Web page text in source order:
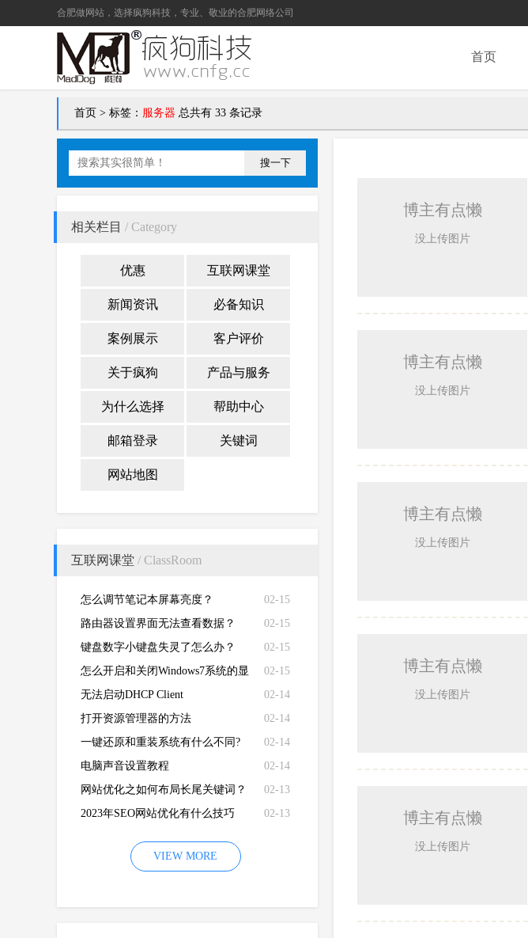
合肥做网站 ，选择疯狗科技，专业、敬业的合肥网络公司
首页
首页 > 标签： 服务器 总共有 33 条记录
搜一下
相关栏目 / Category
优惠 互联网课堂
新闻资讯 必备知识
案例展示 客户评价
关于疯狗 产品与服务
为什么选择 帮助中心
邮箱登录 关键词
网站地图
互联网课堂 / ClassRoom
02-15
怎么调节笔记本屏幕亮度？
02-15
路由器设置界面无法查看数据？
02-15
键盘数字小键盘失灵了怎么办？
02-15
怎么开启和关闭Windows7系统的显
卡硬件加速功能
02-14
无法启动DHCP Client
02-14
打开资源管理器的方法
02-14
一键还原和重装系统有什么不同?
02-14
电脑声音设置教程
02-13
网站优化之如何布局长尾关键词？
02-13
2023年SEO网站优化有什么技巧
VIEW MORE
博主有点懒
没上传图片
博主有点懒
没上传图片
博主有点懒
没上传图片
博主有点懒
没上传图片
博主有点懒
没上传图片